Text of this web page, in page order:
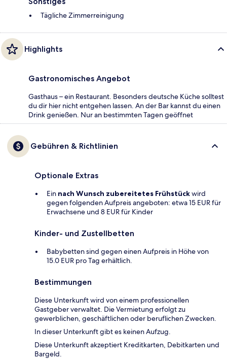
Tägliche Zimmerreinigung
Highlights
Gastronomisches Angebot
Gasthaus – ein Restaurant. Besonders deutsche Küche solltest
du dir hier nicht entgehen lassen. An der Bar kannst du einen
Drink genießen. Nur an bestimmten Tagen geöffnet
Gebühren & Richtlinien
Optionale Extras
Ein nach Wunsch zubereitetes Frühstückwird
gegen folgenden Aufpreis angeboten: etwa 15 EUR für
Erwachsene und 8 EUR für Kinder
Kinder- und Zustellbetten
Babybetten sind gegen einen Aufpreis in Höhe von
15.0 EUR pro Tag erhältlich.
Bestimmungen
Diese Unterkunft wird von einem professionellen
Gastgeber verwaltet. Die Vermietung erfolgt zu
gewerblichen, geschäftlichen oder beruflichen Zwecken.
In dieser Unterkunft gibt es keinen Aufzug.
Diese Unterkunft akzeptiert Kreditkarten, Debitkarten und
Bargeld.